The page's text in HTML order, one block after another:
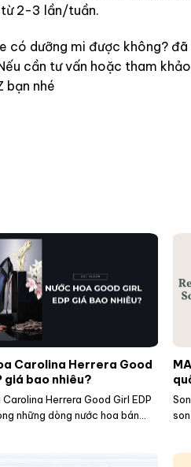
2-3 lần/tuần.
có dưỡng mi được không?
cần tư vấn hoặc tham
bạn nhé
Carolina Herrera Good
giá bao nhiêu?
Herrera Good Girl EDP
những dòng nước hoa bán...
son